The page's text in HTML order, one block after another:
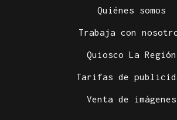
Quiénes somos
Trabaja con
Quiosco La Región
Tarifas de
Venta de imágenes